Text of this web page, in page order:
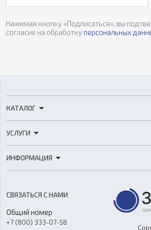
Нажимая кнопку «Подписаться», вы
согласие на обработку персональных
КАТАЛОГ
3D-сканеры
Расходные материалы
Оборудование и материалы для вакуумного
Аксессуары и прочее оборудование
Программное обеспечение
УСЛУГИ
3D-моделирование
Ремонт и услуги
ИНФОРМАЦИЯ
О компании
Контакты
СВЯЗАТЬСЯ С НАМИ
Общий номер
+7 (800) 333-07-58